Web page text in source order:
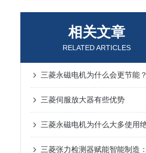
相关文章
RELATED ARTICLES
三菱永磁电机为什么会更节能？
三菱伺服放大器有些优势